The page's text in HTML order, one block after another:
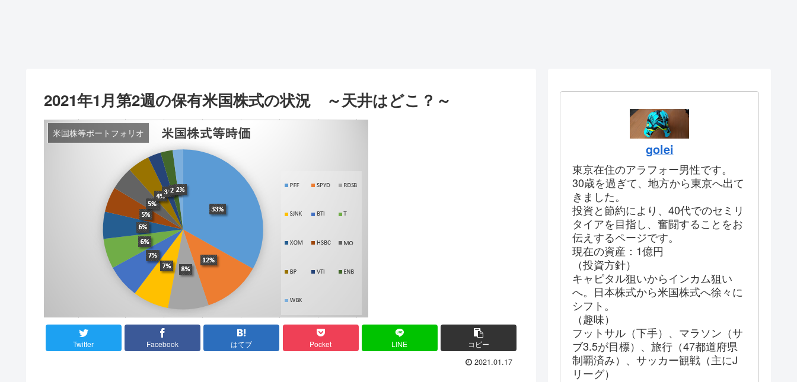
2021年1月第2週の保有米国株式の状況 ～天井はどこ？～
米国株等ポートフォリオ
Twitter Facebook はてブ Pocket LINE コピー
2021.01.17
golei
東京在住のアラフォー男性です。
30歳を過ぎて、地方から東京へ出て
きました。
投資と節約により、40代でのセミリ
タイアを目指し、奮闘することをお
伝えするページです。
現在の資産：1億円
（投資方針）
キャピタル狙いからインカム狙い
へ。日本株式から米国株式へ徐々に
シフト。
（趣味）
フットサル（下手）、マラソン（サ
ブ3.5が目標）、旅行（47都道府県
制覇済み）、サッカー観戦（主にJ
リーグ）